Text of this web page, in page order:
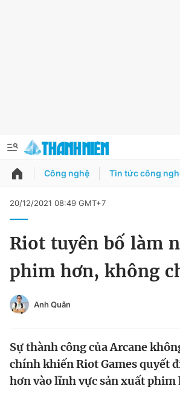
QUẢNG CÁO ĐẶT BÁO
Chào ngày mới
Tin thị trường Tin 360
Video
Đổi mật khẩu
Tin đã lưu
Công nghệ Tin tức công
20/12/2021 08:49 GMT+7
Riot tuyên bố làm
phim hơn, không
Anh Quân
Sự thành công của Arcane
chính khiến Riot Games quyết
hơn vào lĩnh vực sản xuất